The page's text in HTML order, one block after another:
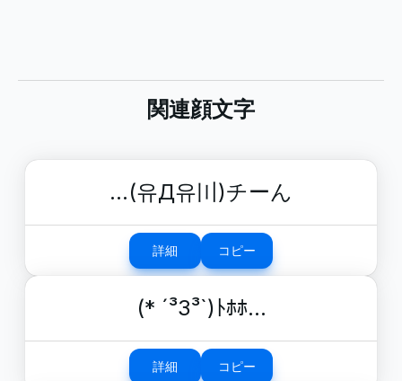
関連顔文字
…(유Д유〣)チーん
詳細 コピー
(* ´³З³`)ﾄﾎﾎ…
詳細 コピー